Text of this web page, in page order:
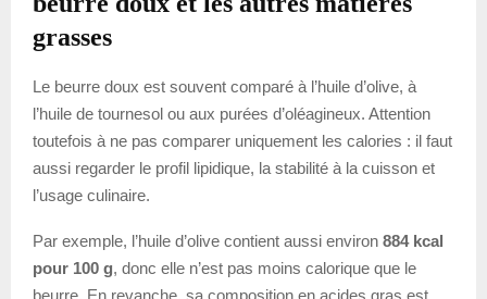
grasses
Le beurre doux est souvent comparé à l’huile d’olive, à
l’huile de tournesol ou aux purées d’oléagineux. Attention
toutefois à ne pas comparer uniquement les calories : il faut
aussi regarder le profil lipidique, la stabilité à la cuisson et
l’usage culinaire.
Par exemple, l’huile d’olive contient aussi environ 884 kcal
pour 100 g, donc elle n’est pas moins calorique que le
beurre. En revanche, sa composition en acides gras est